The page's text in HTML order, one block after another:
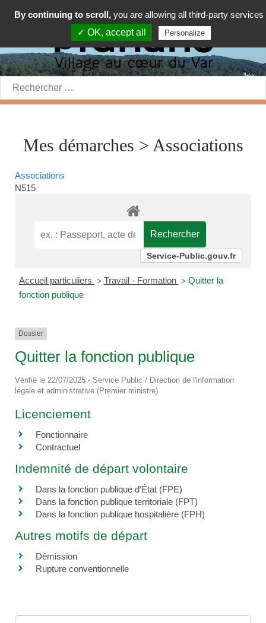
Rechercher:
Mes démarches > Associations
Associations
N515
Service-Public.gouv.fr
Accueil particuliers > Travail - Formation > Quitter la
fonction publique
Dossier
Quitter la fonction publique
Vérifié le 22/07/2025 - Service Public / Direction de l'information
légale et administrative (Premier ministre)
Licenciement
Fonctionnaire
Contractuel
Indemnité de départ volontaire
Dans la fonction publique d'État (FPE)
Dans la fonction publique territoriale (FPT)
Dans la fonction publique hospitalière (FPH)
Autres motifs de départ
Démission
Rupture conventionnelle
By continuing to scroll, you are allowing all third-party services
✓ OK, accept all
Personalize